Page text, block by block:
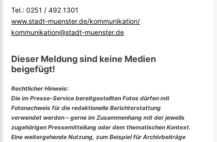
Tel.: 0251 / 492 1301
www.stadt-muenster.de/kommunikation/
kommunikation@stadt-muenster.de
Dieser Meldung sind keine Medien
beigefügt!
Rechtlicher Hinweis:
Die im Presse-Service bereitgestellten Fotos dürfen mit
Fotonachweis für die redaktionelle Berichterstattung
verwendet werden – gerne im Zusammenhang mit der jeweils
zugehörigen Pressemitteilung oder dem thematischen Kontext.
Eine weitergehende Nutzung, zum Beispiel für Archivbeiträge